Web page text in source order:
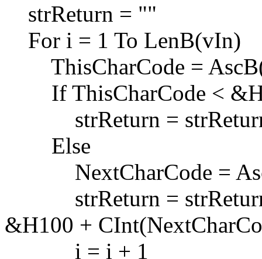
strReturn = ""
For i = 1 To LenB(vIn)
ThisCharCode =
If ThisCharCode <
strReturn = strReturn
Else
NextCharCode =
strReturn = strReturn
&H100 +
i = i + 1